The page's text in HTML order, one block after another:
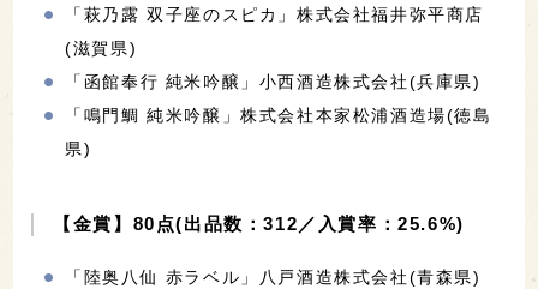
「萩乃露 双子座のスピカ」株式会社福井弥平商店
(滋賀県)
「函館奉行 純米吟醸」小西酒造株式会社(兵庫県)
「鳴門鯛 純米吟醸」株式会社本家松浦酒造場(徳島
県)
【金賞】80点(出品数：312／入賞率：25.6%)
「陸奥八仙 赤ラベル」八戸酒造株式会社(青森県)